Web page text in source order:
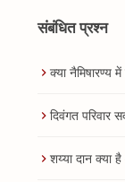
संबंधित प्रश्न
क्या नैमिषारण्य
दिवंगत परिवार
शय्या दान क्या